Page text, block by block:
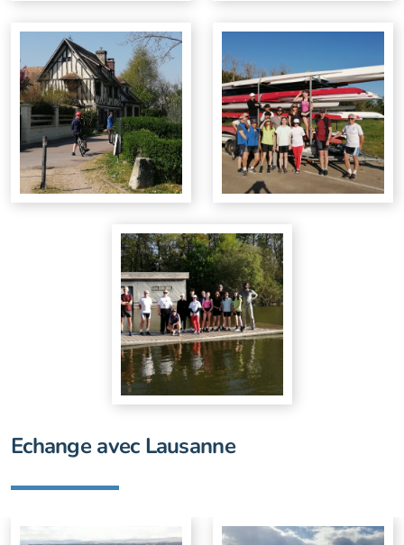
Echange avec Lausanne